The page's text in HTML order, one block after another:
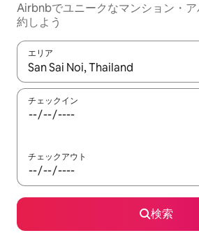
Airbnbでユニークなマンション・
約しよう
エリア
検索結果が表示されたら、上下の矢
チェックイン
チェックアウト
検索